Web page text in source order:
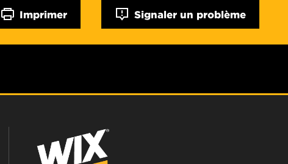
Imprimer Signaler un problème